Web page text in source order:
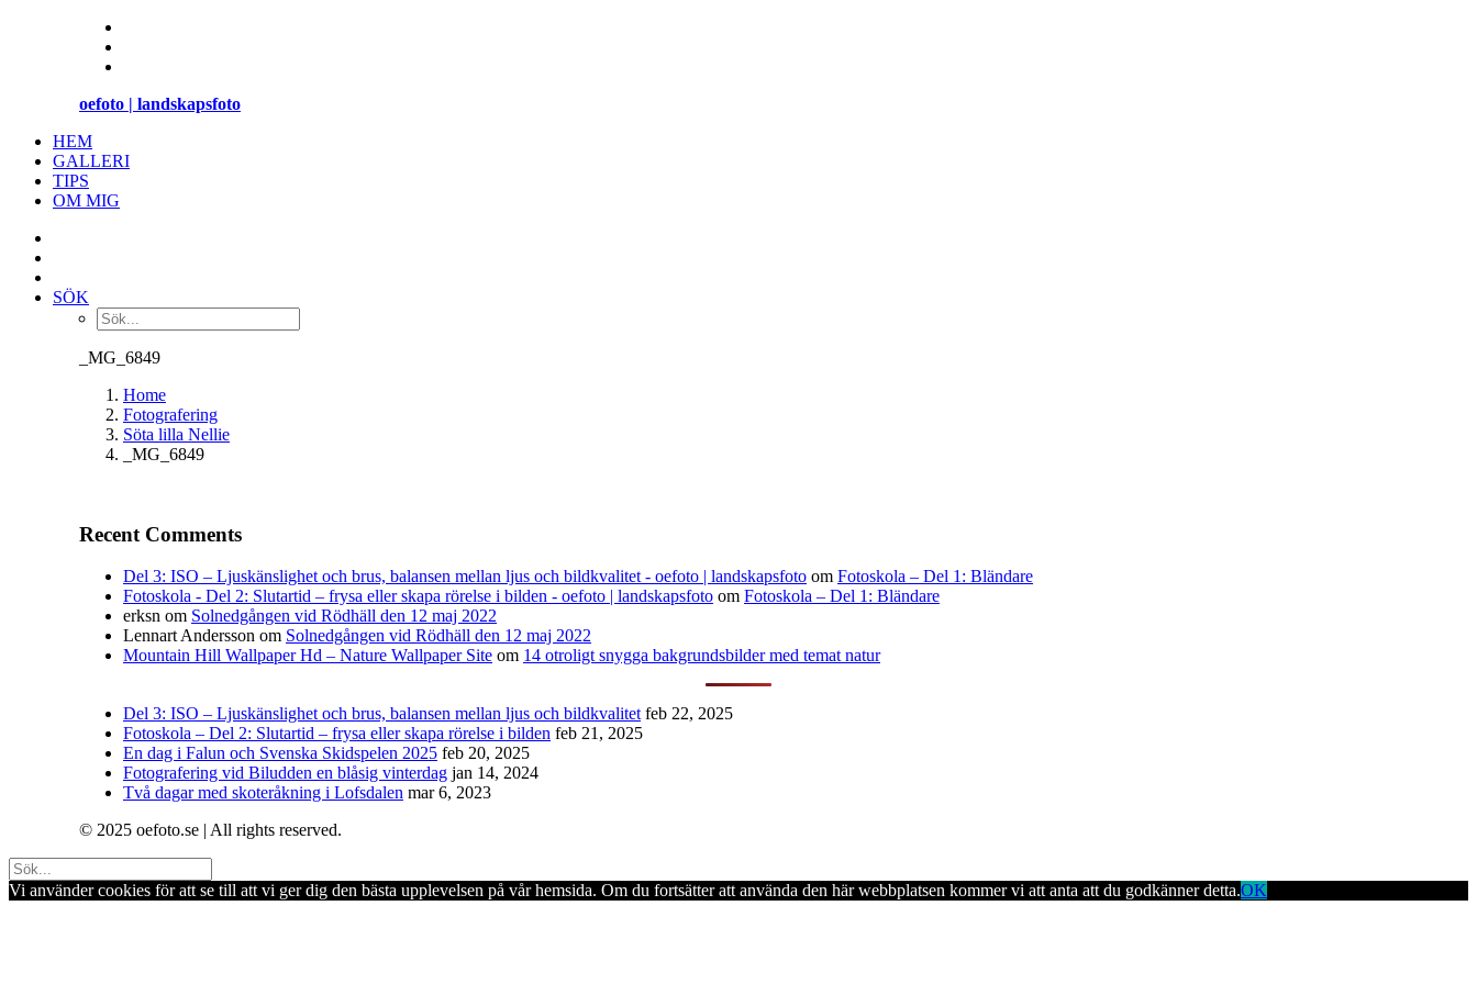
oefoto | landskapsfoto
HEM
GALLERI
TIPS
OM MIG
SÖK
_MG_6849
Home
Fotografering
Söta lilla Nellie
_MG_6849
Recent Comments
Del 3: ISO – Ljuskänslighet och brus, balansen mellan ljus och bildkvalitet - oefoto | landskapsfoto om Fotoskola – Del 1: Bländare
Fotoskola - Del 2: Slutartid – frysa eller skapa rörelse i bilden - oefoto | landskapsfoto om Fotoskola – Del 1: Bländare
erksn om Solnedgången vid Rödhäll den 12 maj 2022
Lennart Andersson om Solnedgången vid Rödhäll den 12 maj 2022
Mountain Hill Wallpaper Hd – Nature Wallpaper Site om 14 otroligt snygga bakgrundsbilder med temat natur
Del 3: ISO – Ljuskänslighet och brus, balansen mellan ljus och bildkvalitet feb 22, 2025
Fotoskola – Del 2: Slutartid – frysa eller skapa rörelse i bilden feb 21, 2025
En dag i Falun och Svenska Skidspelen 2025 feb 20, 2025
Fotografering vid Biludden en blåsig vinterdag jan 14, 2024
Två dagar med skoteråkning i Lofsdalen mar 6, 2023
© 2025 oefoto.se | All rights reserved.
Vi använder cookies för att se till att vi ger dig den bästa upplevelsen på vår hemsida. Om du fortsätter att använda den här webbplatsen kommer vi att anta att du godkänner detta.OK